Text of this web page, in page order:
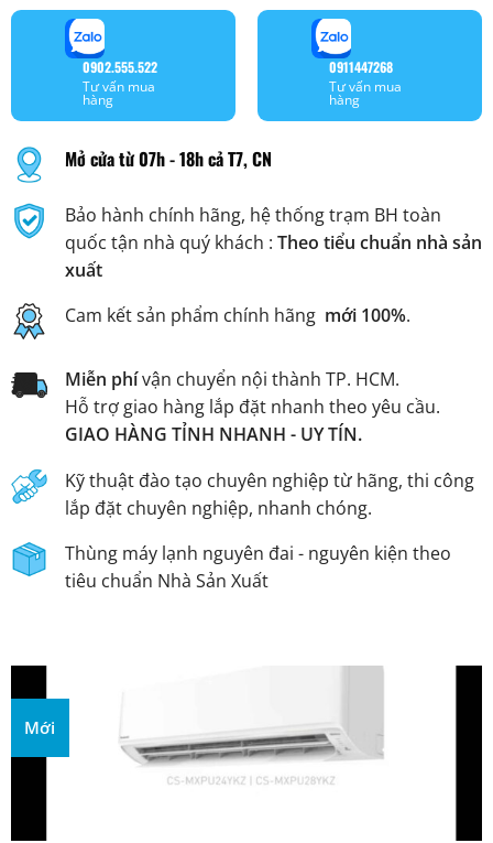
Mới
0902.555.522
Tư vấn mua
hàng
0911447268
Tư vấn mua
hàng
Mở cửa từ 07h - 18h cả T7, CN
Bảo hành chính hãng, hệ thống trạm BH toàn
quốc tận nhà quý khách : Theo tiểu chuẩn nhà sản
xuất
Cam kết sản phẩm chính hãng mới 100%.
Miễn phívận chuyển nội thành TP. HCM.
Hỗ trợ giao hàng lắp đặt nhanh theo yêu cầu.
GIAO HÀNG TỈNH NHANH - UY TÍN.
Kỹ thuật đào tạo chuyên nghiệp từ hãng, thi công
lắp đặt chuyên nghiệp, nhanh chóng.
Thùng máy lạnh nguyên đai - nguyên kiện theo
tiêu chuẩn Nhà Sản Xuất